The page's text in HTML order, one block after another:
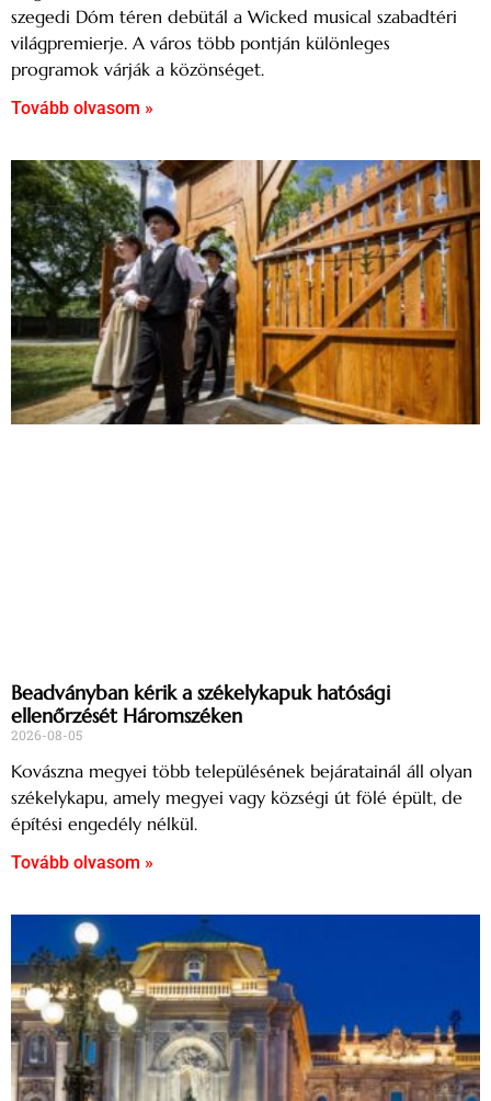
szegedi Dóm téren debütál a Wicked musical szabadtéri
világpremierje. A város több pontján különleges
programok várják a közönséget.
Tovább olvasom »
Beadványban kérik a székelykapuk hatósági
ellenőrzését Háromszéken
2026-08-05
Kovászna megyei több településének bejáratainál áll olyan
székelykapu, amely megyei vagy községi út fölé épült, de
építési engedély nélkül.
Tovább olvasom »